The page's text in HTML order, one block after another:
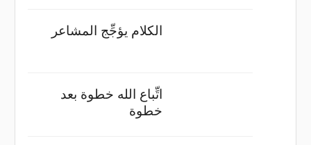
الكلام يؤجِّج المشاعر
اتِّباع الله خطوة بعد
خطوة